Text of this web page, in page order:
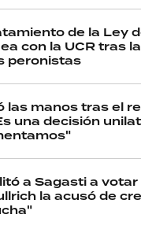
de la Ley
con la UCR tras
peronistas
las manos tras el
una decisión
a Sagasti a votar
la acusó de